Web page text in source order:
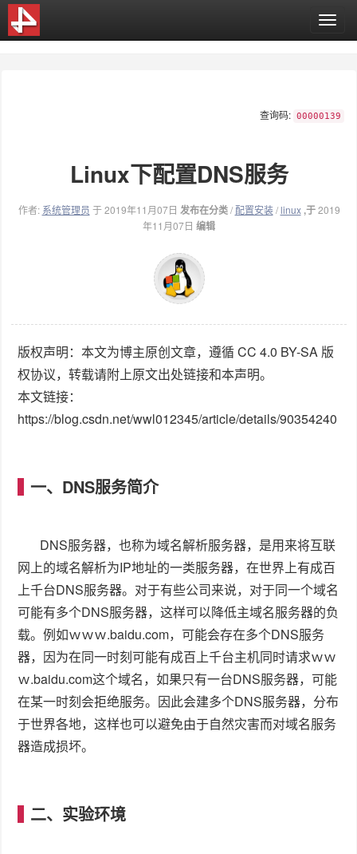
T
o
n
t
查询码: 00000139
Linux下配置DNS服务
作者: 系统管理员 于 2019年11月07日 发布在分类/配置安装/linux ,于2019
年11月07日 编辑
版权声明：本文为博主原创文章，遵循 CC 4.0 BY-SA 版
权协议，转载请附上原文出处链接和本声明。
本文链接：
https://blog.csdn.net/wwl012345/article/details/90354240
一、DNS服务简介
DNS服务器，也称为域名解析服务器，是用来将互联
网上的域名解析为IP地址的一类服务器，在世界上有成百
上千台DNS服务器。对于有些公司来说，对于同一个域名
可能有多个DNS服务器，这样可以降低主域名服务器的负
载。例如ｗｗｗ.baidu.com，可能会存在多个DNS服务
器，因为在同一时刻可能有成百上千台主机同时请求ｗｗ
ｗ.baidu.com这个域名，如果只有一台DNS服务器，可能
在某一时刻会拒绝服务。因此会建多个DNS服务器，分布
于世界各地，这样也可以避免由于自然灾害而对域名服务
器造成损坏。
二、实验环境